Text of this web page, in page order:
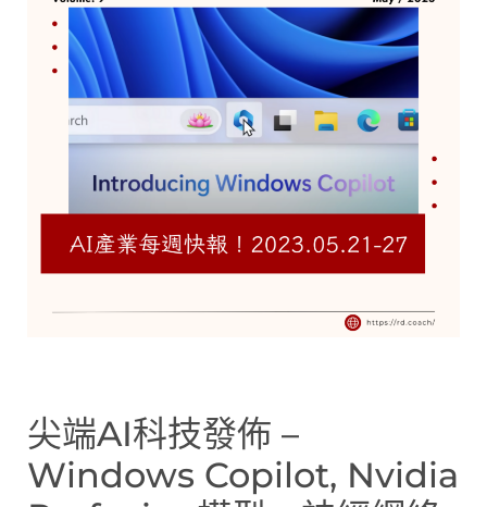
尖端AI科技發佈 –
Windows Copilot, Nvidia